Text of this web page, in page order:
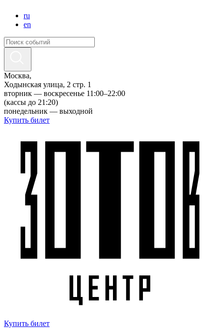
ru
en
Москва,
Ходынская улица, 2 стр. 1
вторник — воскресенье 11:00–22:00
(кассы до 21:20)
понедельник — выходной
Купить билет
Купить билет